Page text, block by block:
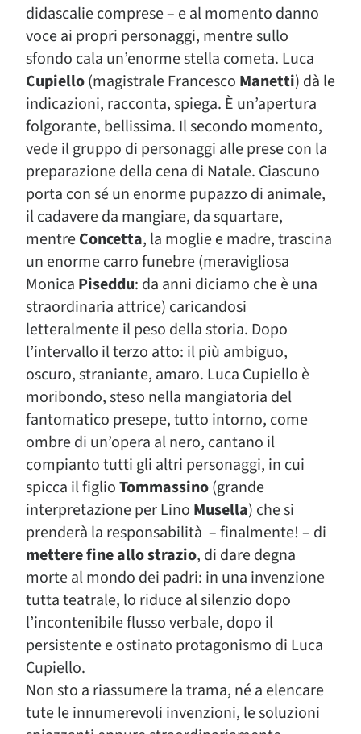
didascalie comprese – e al momento danno
voce ai propri personaggi, mentre sullo
sfondo cala un’enorme stella cometa. Luca
Cupiello(magistrale Francesco Manetti) dà le
indicazioni, racconta, spiega. È un’apertura
folgorante, bellissima. Il secondo momento,
vede il gruppo di personaggi alle prese con la
preparazione della cena di Natale. Ciascuno
porta con sé un enorme pupazzo di animale,
il cadavere da mangiare, da squartare,
mentreConcetta, la moglie e madre, trascina
un enorme carro funebre (meravigliosa
Monica Piseddu: da anni diciamo che è una
straordinaria attrice) caricandosi
letteralmente il peso della storia. Dopo
l’intervallo il terzo atto: il più ambiguo,
oscuro, straniante, amaro. Luca Cupiello è
moribondo, steso nella mangiatoria del
fantomatico presepe, tutto intorno, come
ombre di un’opera al nero, cantano il
compianto tutti gli altri personaggi, in cui
spicca il figlioTommassino(grande
interpretazione per Lino Musella) che si
prenderà la responsabilità – finalmente! – di
mettere fine allo strazio, di dare degna
morte al mondo dei padri: in una invenzione
tutta teatrale, lo riduce al silenzio dopo
l’incontenibile flusso verbale, dopo il
persistente e ostinato protagonismo di Luca
Cupiello.
Non sto a riassumere la trama, né a elencare
tute le innumerevoli invenzioni, le soluzioni